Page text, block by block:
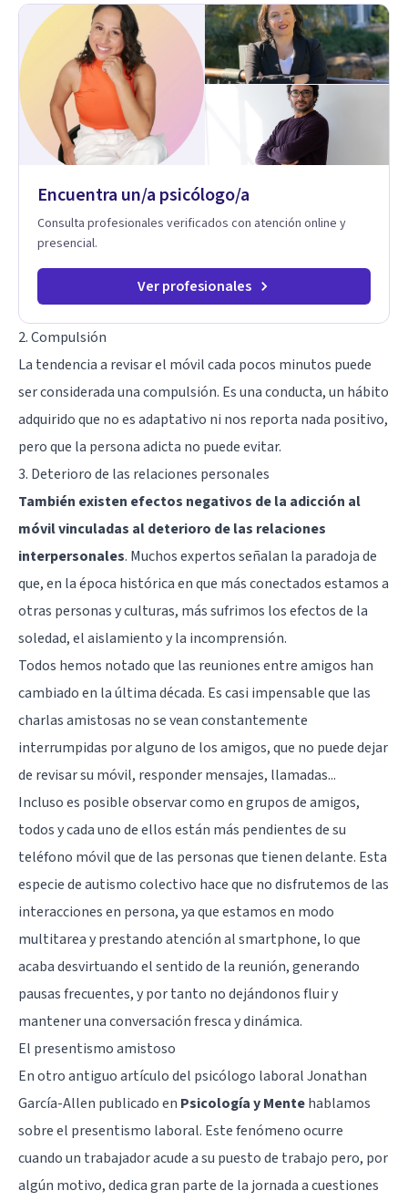
Encuentra un/a psicólogo/a
Consulta profesionales verificados con atención online y
presencial.
Ver profesionales
2. Compulsión
La tendencia a revisar el móvil cada pocos minutos puede
ser considerada unacompulsión. Es una conducta, un hábito
adquirido que no es adaptativo ni nos reporta nada positivo,
pero que la persona adicta no puede evitar.
3. Deterioro de las relaciones personales
También existen efectos negativos de la adicción al
móvil vinculadas al deterioro de las relaciones
interpersonales. Muchos expertos señalan la paradoja de
que, en la época histórica en que más conectados estamos a
otras personas y culturas, más sufrimos los efectos de la
soledad, el aislamiento y la incomprensión.
Todos hemos notado que las reuniones entre amigos han
cambiado en la última década. Es casi impensable que las
charlas amistosas no se vean constantemente
interrumpidas por alguno de los amigos, que no puede dejar
de revisar su móvil, responder mensajes, llamadas...
Incluso es posible observar como en grupos de amigos,
todos y cada uno de ellos están más pendientes de su
teléfono móvil que de las personas que tienen delante. Esta
especie de autismo colectivo hace que no disfrutemos de las
interacciones en persona, ya que estamos en modo
multitarea y prestando atención al smartphone, lo que
acaba desvirtuando el sentido de la reunión, generando
pausas frecuentes, y por tanto no dejándonos fluir y
mantener una conversación fresca y dinámica.
El presentismo amistoso
En otro antiguo artículo del psicólogo laboral Jonathan
García-Allen publicado en Psicología y Mentehablamos
sobre el presentismo laboral. Este fenómeno ocurre
cuando un trabajador acude a su puesto de trabajo pero, por
algún motivo, dedica gran parte de la jornada a cuestiones